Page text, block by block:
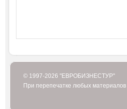
© 1997-2026 "ЕВРОБИЗНЕСТУР"
При перепечатке любых